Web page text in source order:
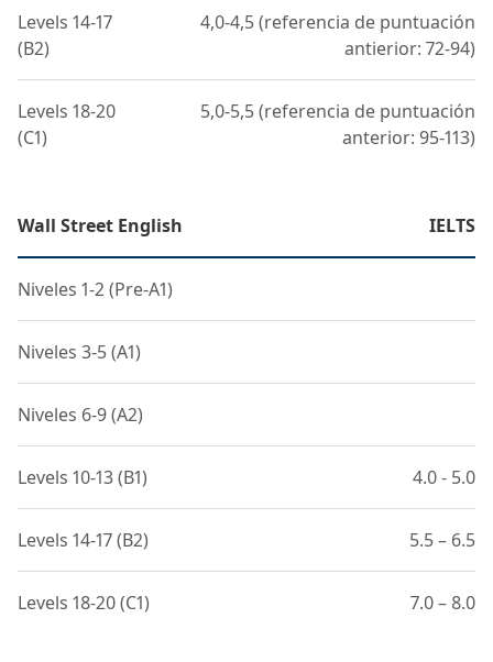
Levels 14-17
(B2)
4,0-4,5 (referencia de puntuación
antierior: 72-94)
Levels 18-20
(C1)
5,0-5,5 (referencia de puntuación
anterior: 95-113)
Wall Street English IELTS
Niveles 1-2 (Pre-A1)
Niveles 3-5 (A1)
Niveles 6-9 (A2)
Levels 10-13 (B1) 4.0 - 5.0
Levels 14-17 (B2) 5.5 – 6.5
Levels 18-20 (C1) 7.0 – 8.0